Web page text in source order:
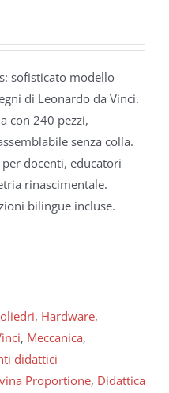
sofisticato modello
di Leonardo da Vinci.
con 240 pezzi,
senza colla.
docenti, educatori
rinascimentale.
bilingue incluse.
, Hardware,
, Meccanica,
didattici
Proportione, Didattica